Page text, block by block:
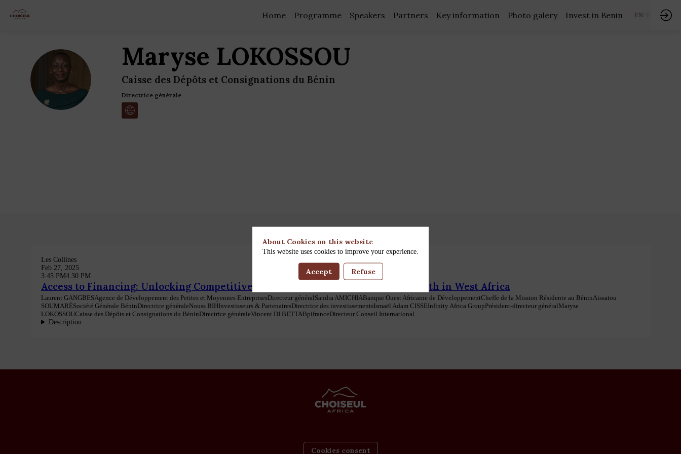
Home Programme Speakers Partners Key information Photo galery Invest in Benin EN
ML
Maryse LOKOSSOU
Caisse des Dépôts et Consignations du Bénin
Directrice générale
Les Collines
Feb 27, 2025
3:45 PM4:30 PM
Access to Financing: Unlocking Competitiveness, Innovation, and Business Growth in West Africa
Laurent GANGBESAgence de Développement des Petites et Moyennes EntreprisesDirecteur généralSandra AMICHIABanque Ouest Africaine de DéveloppementCheffe de la Mission Résidente au BéninAissatou
SOUMARÉSociété Générale BéninDirectrice généraleNouss BIHInvestisseurs & PartenairesDirectrice des investissementsIsmaël Adam CISSEInfinity Africa GroupPrésident-directeur généralMaryse
LOKOSSOUCaisse des Dépôts et Consignations du BéninDirectrice généraleVincent DI BETTABpifranceDirecteur Conseil International
Description
Cookies consent
About Cookies on this website
This website uses cookies to improve your experience.
Accept Refuse